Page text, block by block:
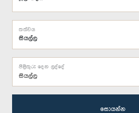
තත්වය
සියල්ල
පිළිතුරු දෙන ලද්දේ
සොයන්න